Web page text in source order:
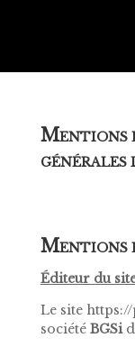
MENTIONS
GÉNÉRALES
MENTIONS
Éditeur du
Le site
société BGSi